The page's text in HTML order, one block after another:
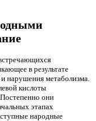
в результате
нарушения метаболизма.
кислоты
они
этапах
народные